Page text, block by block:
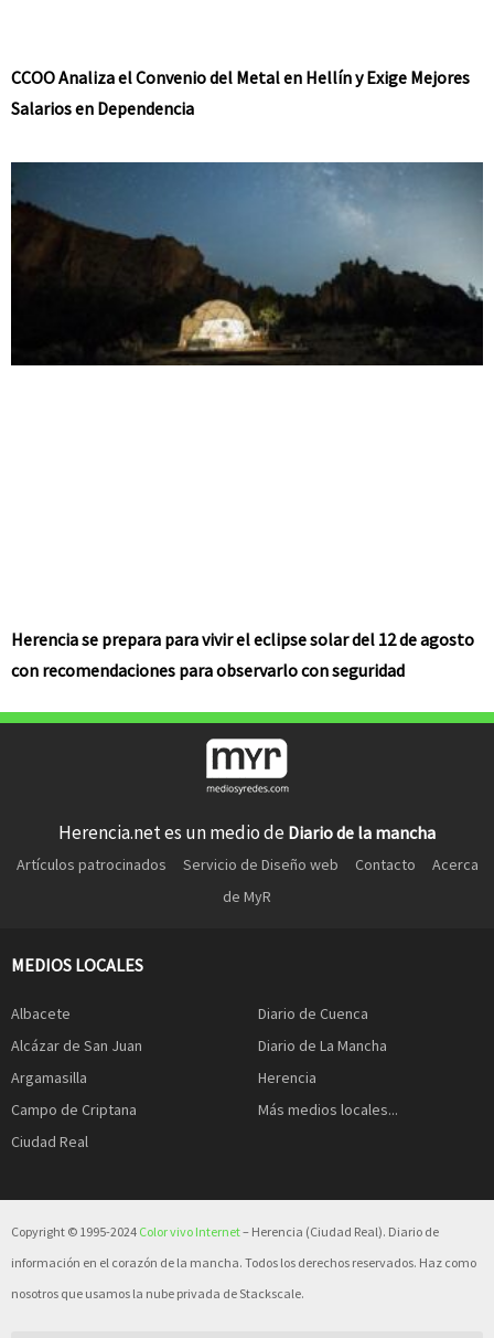
CCOO Analiza el Convenio del Metal en Hellín y Exige Mejores
Salarios en Dependencia
Herencia se prepara para vivir el eclipse solar del 12 de agosto
con recomendaciones para observarlo con seguridad
Herencia.net es un medio de Diario de la mancha
Artículos patrocinados Servicio de Diseño web Contacto
Acerca
de MyR
MEDIOS LOCALES
Albacete
Alcázar de San Juan
Argamasilla
Campo de Criptana
Ciudad Real
Diario de Cuenca
Diario de La Mancha
Herencia
Más medios locales...
Copyright © 1995-2024 Color vivo Internet– Herencia (Ciudad Real). Diario de
información en el corazón de la mancha. Todos los derechos reservados. Haz como
nosotros que usamos la nube privada de Stackscale.